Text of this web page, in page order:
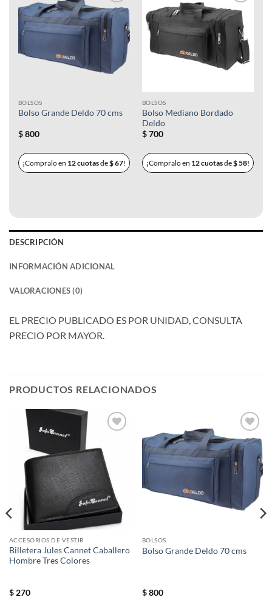
Añadir
a la
lista de
deseos
BOLSOS
Bolso Grande Deldo 70 cms
$800
¡Compralo en 12 cuotasde$67!
Añadir
a la
lista de
deseos
BOLSOS
Bolso Mediano Bordado
Deldo
$700
¡Compralo en 12 cuotasde$58!
DESCRIPCIÓN
INFORMACIÓN ADICIONAL
VALORACIONES (0)
EL PRECIO PUBLICADO ES POR UNIDAD, CONSULTA
PRECIO POR MAYOR.
PRODUCTOS RELACIONADOS
lista de
deseos
ACCESORIOS DE VESTIR
Billetera Jules Cannet Caballero
Hombre Tres Colores
$270
Añadir
a la
lista de
deseos
BOLSOS
Bolso Grande Deldo 70 cms
$800